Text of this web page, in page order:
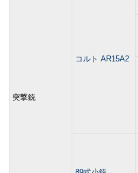
突撃銃
コルト AR15A2